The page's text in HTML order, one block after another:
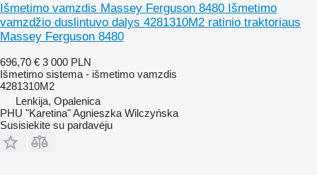
Išmetimo vamzdis Massey Ferguson 8480 Išmetimo
vamzdžio duslintuvo dalys 4281310M2 ratinio traktoriaus
Massey Ferguson 8480
696,70 € 3 000 PLN
Išmetimo sistema - išmetimo vamzdis
4281310M2
Lenkija, Opalenica
PHU "Karetina" Agnieszka Wilczyńska
Susisiekite su pardavėju